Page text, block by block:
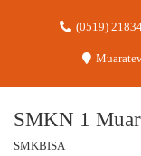
(0519)
SMKN 1
SMKBISA